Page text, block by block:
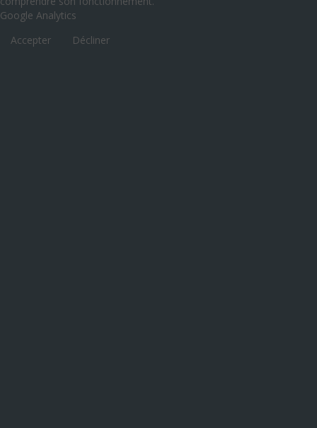
Google Analytics
Accepter
Décliner